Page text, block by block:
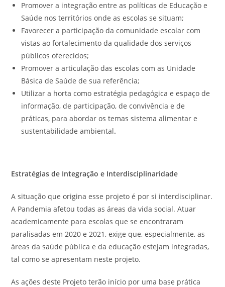
Promover a integração entre as políticas de Educação e
Saúde nos territórios onde as escolas se situam;
Favorecer a participação da comunidade escolar com
vistas ao fortalecimento da qualidade dos serviços
públicos oferecidos;
Promover a articulação das escolas com as Unidade
Básica de Saúde de sua referência;
Utilizar a horta como estratégia pedagógica e espaço de
informação, de participação, de convivência e de
práticas, para abordar os temas sistema alimentar e
sustentabilidade ambiental.
Estratégias de Integração e Interdisciplinaridade
A situação que origina esse projeto é por si interdisciplinar.
A Pandemia afetou todas as áreas da vida social. Atuar
academicamente para escolas que se encontraram
paralisadas em 2020 e 2021, exige que, especialmente, as
áreas da saúde pública e da educação estejam integradas,
tal como se apresentam neste projeto.
As ações deste Projeto terão início por uma base prática